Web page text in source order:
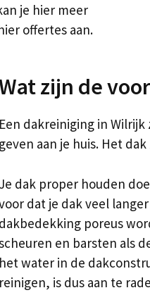
je hier meer
offertes aan.
zijn de
Een dakreiniging in
geven aan je huis. Het
Je dak proper houden
dat je dak veel
dakbedekking poreus
en barsten als
het water in de
reinigen, is dus aan te